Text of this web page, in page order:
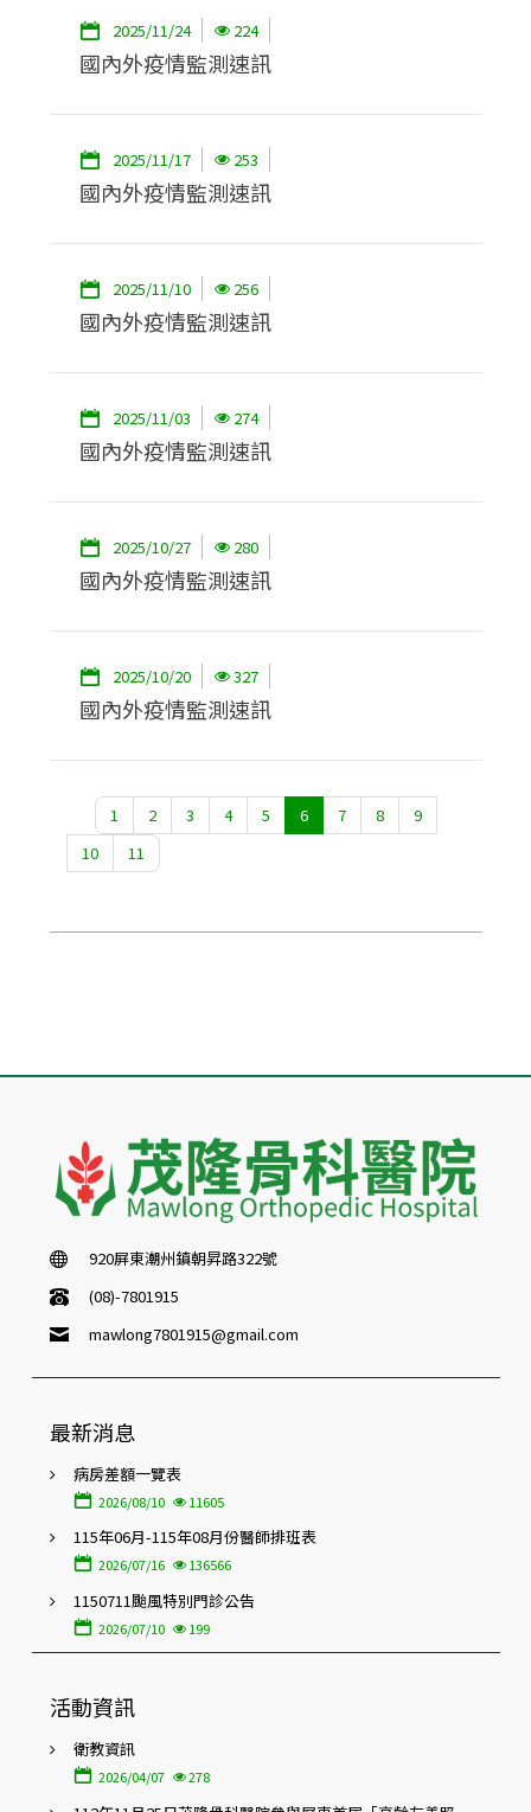
2025/11/24 224
國內外疫情監測速訊
2025/11/17 253
國內外疫情監測速訊
2025/11/10 256
國內外疫情監測速訊
2025/11/03 274
國內外疫情監測速訊
2025/10/27 280
國內外疫情監測速訊
2025/10/20 327
國內外疫情監測速訊
1 2 3 4 5 6 7 8
9
10
11
920屏東潮州鎮朝昇路322號
(08)-7801915
mawlong7801915@gmail.com
最新消息
病房差額一覽表
2026/08/10 11605
115年06月-115年08月份醫師排班表
2026/07/16 136566
1150711颱風特別門診公告
2026/07/10 199
活動資訊
衛教資訊
2026/04/07 278